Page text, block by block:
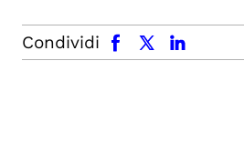
Condividi
facebook x.com linkedin